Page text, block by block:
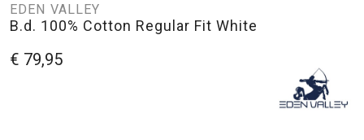
EDEN VALLEY
B.d. 100% Cotton Regular Fit White
€ 79,95